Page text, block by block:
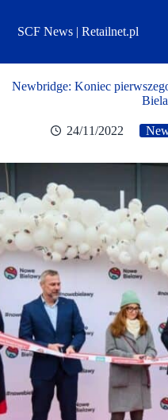
treściSCF News | Retailnet.pl
Newbridge: Koniec
24/11/2022